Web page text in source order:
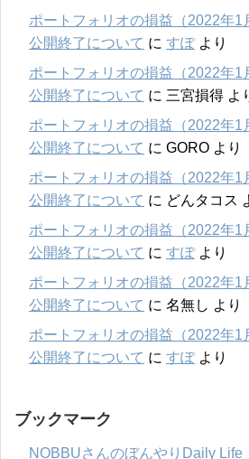
ポートフォリオの損益（2022年1
公開終了について に すぽより
ポートフォリオの損益（2022年1
公開終了について に 三宮損得 よ
ポートフォリオの損益（2022年1
公開終了について に GORO より
ポートフォリオの損益（2022年1
公開終了について に どんタコス
ポートフォリオの損益（2022年1
公開終了について に すぽより
ポートフォリオの損益（2022年1
公開終了について に 名無し より
ポートフォリオの損益（2022年1
公開終了について に すぽより
ブックマーク
NOBBUさんのぼんやりDaily Life